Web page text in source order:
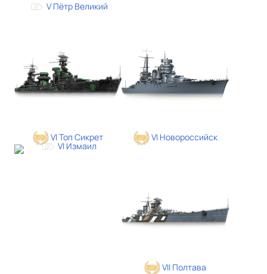
V Пётр Великий
VI Топ Сикрет
VI Новороссийск
VI Измаил
VII Полтава